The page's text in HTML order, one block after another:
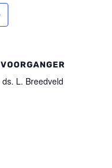
VOORGANGER
ds. L. Breedveld